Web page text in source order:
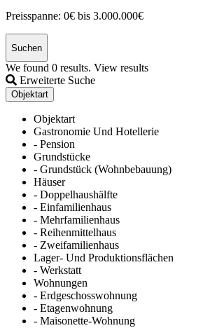
Preisspanne: 0€ bis 3.000.000€
Suchen
We found 0 results. View results
Erweiterte Suche
Objektart
Objektart
Gastronomie Und Hotellerie
- Pension
Grundstücke
- Grundstück (Wohnbebauung)
Häuser
- Doppelhaushälfte
- Einfamilienhaus
- Mehrfamilienhaus
- Reihenmittelhaus
- Zweifamilienhaus
Lager- Und Produktionsflächen
- Werkstatt
Wohnungen
- Erdgeschosswohnung
- Etagenwohnung
- Maisonette-Wohnung